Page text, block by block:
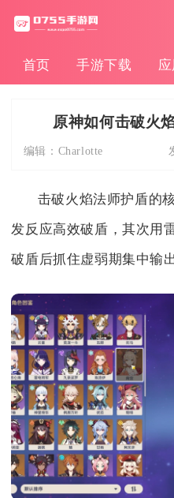
首页 手游下载
原神如何击破火
编辑： Charlotte
击破火焰法师护盾的
发反应高效破盾，其次用
破盾后抓住虚弱期集中输